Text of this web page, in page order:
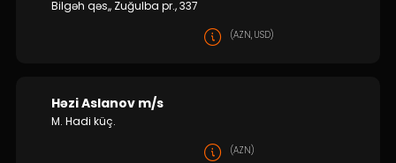
Bilgəh qəs,, Zuğulba pr., 337
(AZN, USD)
Həzi Aslanov m/s
M. Hadi küç.
(AZN)